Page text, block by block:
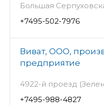
Большая
+7495-502-7976
Виват, ООО,
предприятие
4922-й проезд
+7495-988-4827